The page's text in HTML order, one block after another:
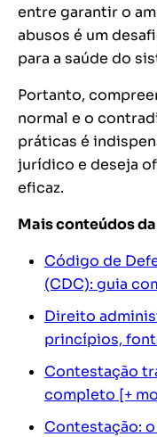
entre garantir o
abusos é um
para a saúde do
Portanto,
normal e o
práticas é
jurídico e deseja
eficaz.
Mais conteúdos
Código de
(CDC): guia
Direito
princípios,
Contestação
completo [+
Contestação: